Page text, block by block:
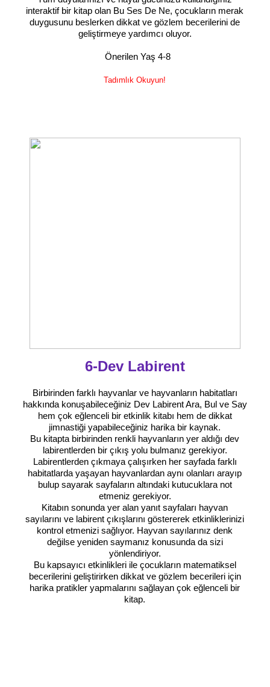
interaktif bir kitap olan Bu Ses De Ne, çocukların merak
duygusunu beslerken dikkat ve gözlem becerilerini de
geliştirmeye yardımcı oluyor.
Önerilen Yaş 4-8
Tadımlık Okuyun!
6-Dev Labirent
Birbirinden farklı hayvanlar ve hayvanların habitatları
hakkında konuşabileceğiniz Dev Labirent Ara, Bul ve Say
hem çok eğlenceli bir etkinlik kitabı hem de dikkat
jimnastiği yapabileceğiniz harika bir kaynak.
Bu kitapta birbirinden renkli hayvanların yer aldığı dev
labirentlerden bir çıkış yolu bulmanız gerekiyor.
Labirentlerden çıkmaya çalışırken her sayfada farklı
habitatlarda yaşayan hayvanlardan aynı olanları arayıp
bulup sayarak sayfaların altındaki kutucuklara not
etmeniz gerekiyor.
Kitabın sonunda yer alan yanıt sayfaları hayvan
sayılarını ve labirent çıkışlarını göstererek etkinliklerinizi
kontrol etmenizi sağlıyor. Hayvan sayılarınız denk
değilse yeniden saymanız konusunda da sizi
yönlendiriyor.
Bu kapsayıcı etkinlikleri ile çocukların matematiksel
becerilerini geliştirirken dikkat ve gözlem becerileri için
harika pratikler yapmalarını sağlayan çok eğlenceli bir
kitap.